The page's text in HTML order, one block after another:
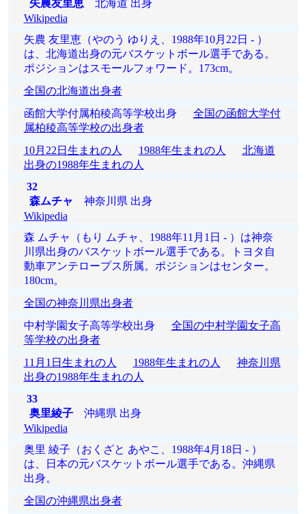
矢農友里恵北海道 出身
Wikipedia
矢農 友里恵（やのう ゆりえ、1988年10月22日 - ）
は、北海道出身の元バスケットボール選手である。
ポジションはスモールフォワード。173cm。
全国の北海道出身者
函館大学付属柏稜高等学校出身 全国の函館大学付
属柏稜高等学校の出身者
10月22日生まれの人
1988年生まれの人
北海道
出身の1988年生まれの人
32
森ムチャ 神奈川県 出身
Wikipedia
森 ムチャ（もり ムチャ、1988年11月1日 - ）は神奈
川県出身のバスケットボール選手である。トヨタ自
動車アンテロープス所属。ポジションはセンター。
180cm。
全国の神奈川県出身者
中村学園女子高等学校出身 全国の中村学園女子高
等学校の出身者
11月1日生まれの人
1988年生まれの人
神奈川県
出身の1988年生まれの人
33
奥里綾子沖縄県 出身
Wikipedia
奥里 綾子（おくざと あやこ、1988年4月18日 - ）
は、日本の元バスケットボール選手である。沖縄県
出身。
全国の沖縄県出身者